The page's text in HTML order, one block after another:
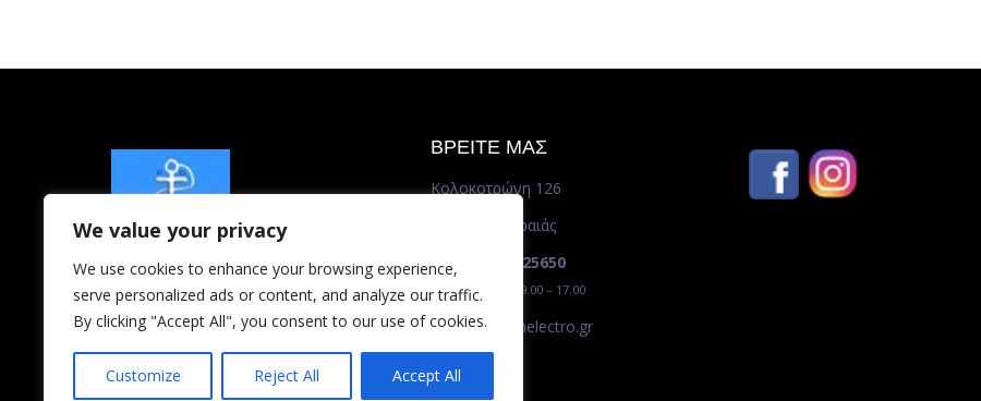
We value your privacy
We use cookies to enhance your browsing experience,
serve personalized ads or content, and analyze our traffic.
By clicking "Accept All", you consent to our use of cookies.
Customize Reject All Accept All
ΒΡΕΙΤΕ ΜΑΣ
Κολοκοτρώνη 126
185 35 – Πειραιάς
Τηλ.: 210 4125650
Δευτ. – Παρ. / 09.00 – 17.00
shelectro@shelectro.gr